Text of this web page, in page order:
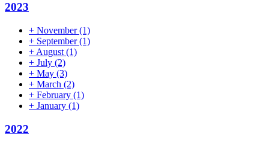
2023
+ November(1)
+ September(1)
+ August (1)
+ July (2)
+ May (3)
+ March (2)
+ February (1)
+ January (1)
2022